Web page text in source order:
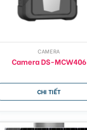
CAMERA
Camera DS-MCW406
CHI TIẾT